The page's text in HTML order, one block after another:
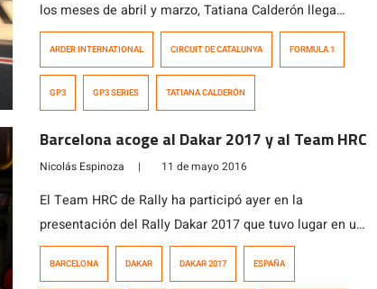
los meses de abril y marzo, Tatiana Calderón llega
preparada para hacer su estreno en la GP3 Series,
fin de semana en el Circuito de Barcelona-Cataluña con
dos carreras en el marco del Gran Premio de España. La
[…]
ARDER INTERNATIONAL CIRCUIT DE CATALUNYA FORMULA 1
GP3 GP3 SERIES TATIANA CALDERÓN
Barcelona acoge al Dakar 2017 y al Team HRC
Nicolás Espinoza | 11 de mayo 2016
El Team HRC de Rally ha participó ayer en la
presentación del Rally Dakar 2017 que tuvo lugar en uno
de los puntos más emblemáticos de la ciudad de
BARCELONA DAKAR DAKAR 2017 ESPAÑA